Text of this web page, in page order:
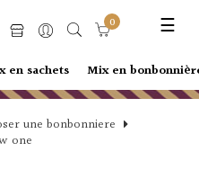
☰
0
en sachets Mix en
une bonbonniere
one